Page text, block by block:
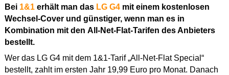
Bei 1&1erhält man das LG G4mit einem kostenlosen
Wechsel-Cover und günstiger, wenn man es in
Kombination mit den All-Net-Flat-Tarifen des Anbieters
bestellt.
Wer das LG G4 mit dem 1&1-Tarif „All-Net-Flat Special“
bestellt, zahlt im ersten Jahr 19,99 Euro pro Monat. Danach